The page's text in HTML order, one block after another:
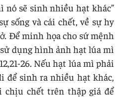
sẽ sinh nhiều hạt khác”
sống và cái chết, về sự hy
Để minh họa cho sứ mệnh
dụng hình ảnh hạt lúa mì
26. Nếu hạt lúa mì phải
sinh ra nhiều hạt khác,
chịu chết trên thập giá để